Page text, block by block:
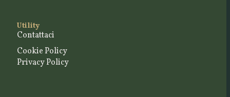
Utility
Contattaci
Cookie Policy
Privacy Policy